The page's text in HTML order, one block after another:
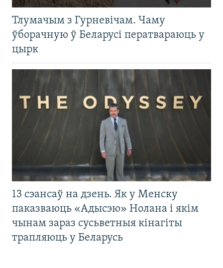
Тлумачым з Гурневічам. Чаму
ўборачную ў Беларусі ператвараюць у
цырк
13 сэансаў на дзень. Як у Менску
паказваюць «Адысэю» Нолана і якім
чынам зараз сусьветныя кінагіты
трапляюць у Беларусь